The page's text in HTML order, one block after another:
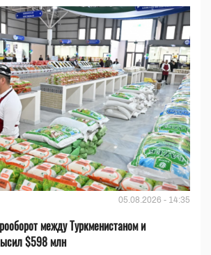
05.08.2026 - 14:35
между Туркменистаном и
$598 млн